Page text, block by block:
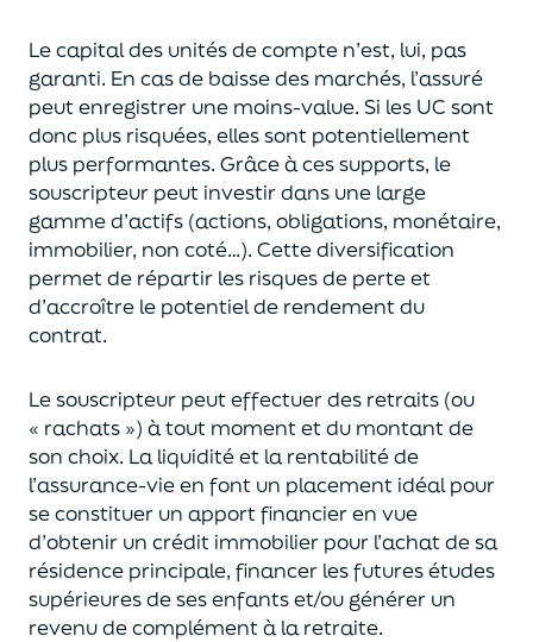
Le capital des unités de compte n’est, lui, pas
garanti. En casde baisse des marchés, l’assuré
peut enregistrer une moins-value. Si les UC sont
donc plus risquées, elles sont potentiellement
plus performantes. Grâce à ces supports, le
souscripteur peut investir dans une large
gamme d’actifs (actions, obligations, monétaire,
immobilier, non coté…). Cette diversification
permet de répartir les risques de perte et
d’accroître le potentielde rendement du
contrat.
Le souscripteur peut effectuer des retraits (ou
« rachats ») à tout moment et du montant de
son choix. Laliquiditéet la rentabilité de
l’assurance-vie en font un placement idéal pour
se constituer un apport financier en vue
d’obtenir un crédit immobilier pour l’achat desa
résidence principale, financer les futures études
supérieures de ses enfantset/ou générer un
revenu de complément à la retraite.